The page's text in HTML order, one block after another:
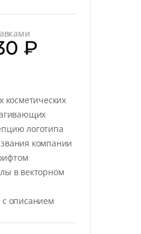
₽
косметических
логотипа
компании
в векторном
описанием